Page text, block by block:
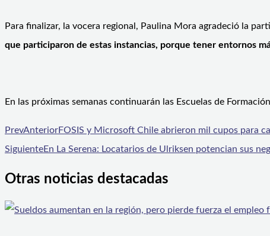
Para finalizar, la vocera regional, Paulina Mora agradeció la
que participaron de estas instancias, porque tener entornos
En las próximas semanas continuarán las Escuelas de
PrevAnteriorFOSIS y Microsoft Chile abrieron mil cupos para
SiguienteEn La Serena: Locatarios de Ulriksen potencian sus
Otras noticias destacadas